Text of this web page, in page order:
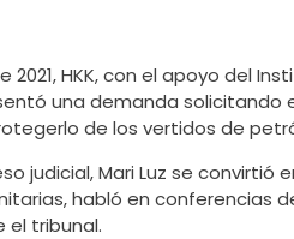
2021, HKK, con el apoyo del
una demanda
de los vertidos de
judicial, Mari Luz se convirtió
habló en conferencias
tribunal.